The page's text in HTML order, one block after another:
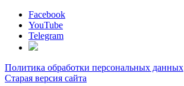
Facebook
YouTube
Telegram
Политика обработки персональных данных
Старая версия сайта